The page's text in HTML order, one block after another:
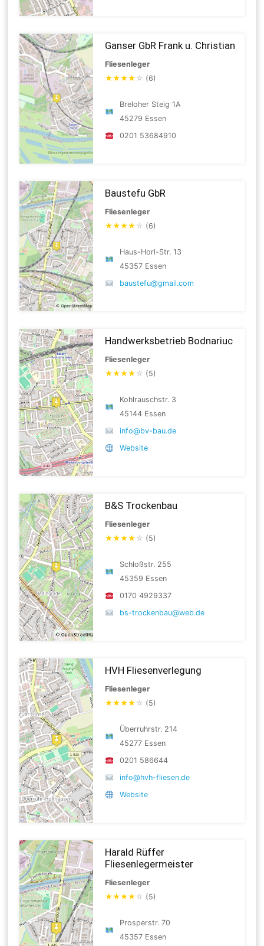
Ganser GbR Frank u. Christian
Fliesenleger
★★★★ ☆ (6)
Breloher Steig 1A
45279 Essen
0201 53684910
Baustefu GbR
Fliesenleger
★★★★ ☆ (6)
Haus-Horl-Str. 13
45357 Essen
baustefu@gmail.com
Handwerksbetrieb Bodnariuc
Fliesenleger
★★★★ ☆ (5)
Kohlrauschstr. 3
45144 Essen
info@bv-bau.de
Website
B&S Trockenbau
Fliesenleger
★★★★ ☆ (5)
Schloßstr. 255
45359 Essen
0170 4929337
bs-trockenbau@web.de
HVH Fliesenverlegung
Fliesenleger
★★★★ ☆ (5)
Überruhrstr. 214
45277 Essen
0201 586644
info@hvh-fliesen.de
Website
Harald Rüffer
Fliesenlegermeister
Fliesenleger
★★★★ ☆ (5)
Prosperstr. 70
45357 Essen